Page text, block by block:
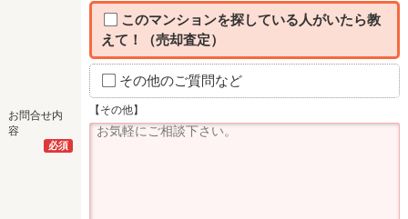
お問合せ内
容
必須
このマンションを探している人がいたら教
えて！（売却査定）
その他のご質問など
【その他】